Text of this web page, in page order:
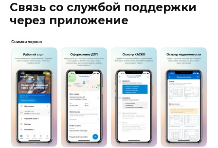
Связь со службой поддержки
через приложение